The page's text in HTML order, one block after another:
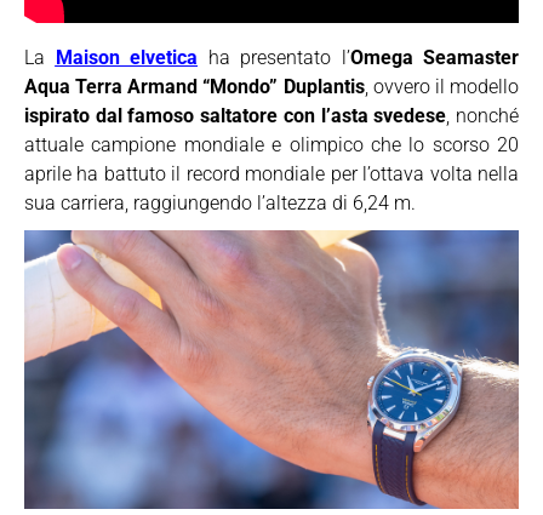
La Maison elvetica ha presentato l’Omega Seamaster
Aqua Terra Armand “Mondo” Duplantis, ovvero il modello
ispirato dal famoso saltatore con l’asta svedese, nonché
attuale campione mondiale e olimpico che lo scorso 20
aprile ha battuto il record mondiale per l’ottava volta nella
sua carriera, raggiungendo l’altezza di 6,24 m.